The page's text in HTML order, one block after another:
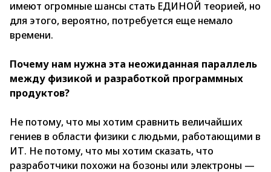
имеют огромные шансы стать ЕДИНОЙ теорией, но
для этого, вероятно, потребуется еще немало
времени.
Почему нам нужна эта неожиданная параллель
между физикой и разработкой программных
продуктов?
Не потому, что мы хотим сравнить величайших
гениев в области физики с людьми, работающими в
ИТ. Не потому, что мы хотим сказать, что
разработчики похожи на бозоны или электроны —